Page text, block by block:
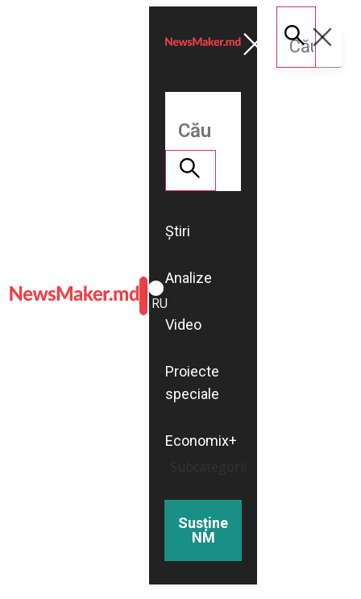
ROMÂNĂ
RU
Știri
Analize
Video
Proiecte
speciale
Economix+
Susține
NM